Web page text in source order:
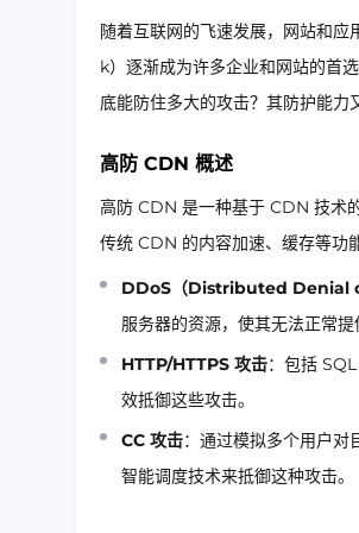
随着互联网的飞速发展，网站和
k）逐渐成为许多企业和网站的首
底能防住多大的攻击？其防护能力
高防 CDN 概述
高防 CDN 是一种基于 CDN 技术
传统 CDN 的内容加速、缓存等功
DDoS（Distributed Denial
服务器的资源，使其无法正常
HTTP/HTTPS 攻击：包括
效抵御这些攻击。
CC 攻击：通过模拟多个用户
智能调度技术来抵御这种攻击。